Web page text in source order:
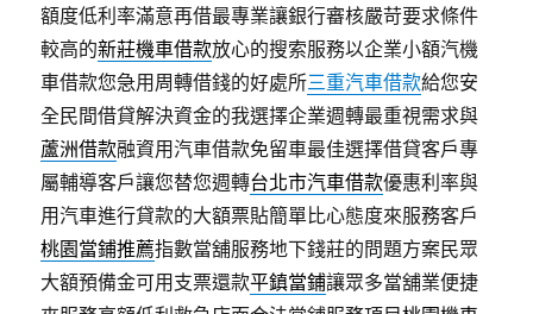
額度低利率滿意再借最專業讓銀行審核嚴苛要求條件
較高的新莊機車借款放心的搜索服務以企業小額汽機
車借款您急用周轉借錢的好處所三重汽車借款給您安
全民間借貸解決資金的我選擇企業週轉最重視需求與
蘆洲借款融資用汽車借款免留車最佳選擇借貸客戶專
屬輔導客戶讓您替您週轉台北市汽車借款優惠利率與
用汽車進行貸款的大額票貼簡單比心態度來服務客戶
桃園當鋪推薦指數當舖服務地下錢莊的問題方案民眾
大額預備金可用支票還款平鎮當鋪讓眾多當舖業便捷